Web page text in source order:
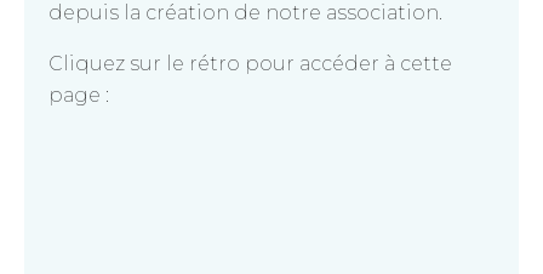
depuis la création de notre association.
Cliquez sur le rétro pour accéder à cette
page :